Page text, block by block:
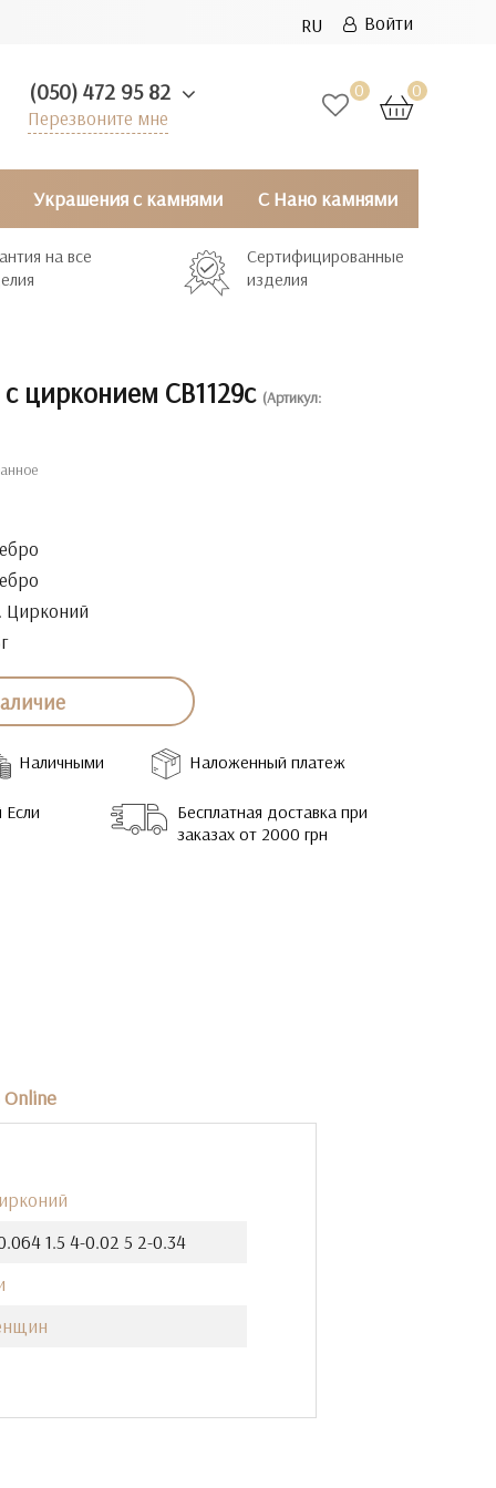
RU Войти
0 0
(050) 472 95 82
Перезвоните мне
Украшения с камнями С Нано камнями
на все
Сертифицированные
изделия
цирконием СВ1129с (Артикул:
Цирконий
Наличными Наложенный платеж
Бесплатная доставка при
заказах от 2000 грн
1.5 4-0.02 5 2-0.34